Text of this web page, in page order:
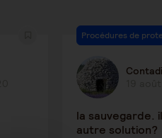
Procédures de
la sauvegarde.
autre solution?